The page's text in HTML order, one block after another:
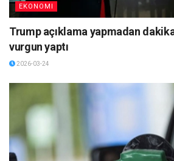
EKONOMI
Trump açıklama yapmadan
vurgun yaptı
2026-03-24